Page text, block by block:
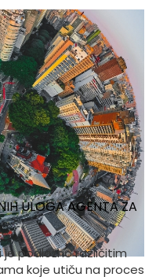
ULOGA AGENTA ZA
je podložno različitim
koje utiču na proces